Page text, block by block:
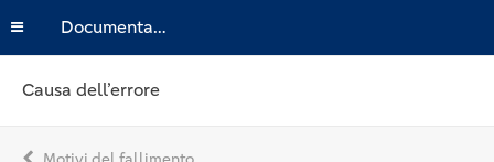
Documentazione
Causa dell’errore